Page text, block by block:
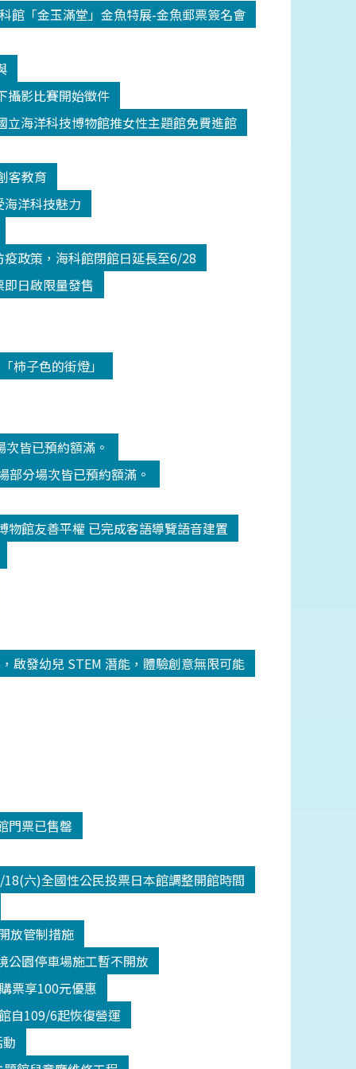
科館「金玉滿堂」金魚特展-金魚郵票簽名會
攝影比賽開始徵件
立海洋科技博物館推女性主題館免費進館
客教育
海洋科技魅力
疫政策，海科館閉館日延長至6/28
日啟限量發售
柿子色的街燈」
皆已預約額滿。
部分場次皆已預約額滿。
物館友善平權 已完成客語導覽語音建置
啟發幼兒 STEM 潛能，體驗創意無限可能
門票已售罄
18(六)全國性公民投票日本館調整開館時間
放管制措施
公園停車場施工暫不開放
票享100元優惠
自109/6起恢復營運